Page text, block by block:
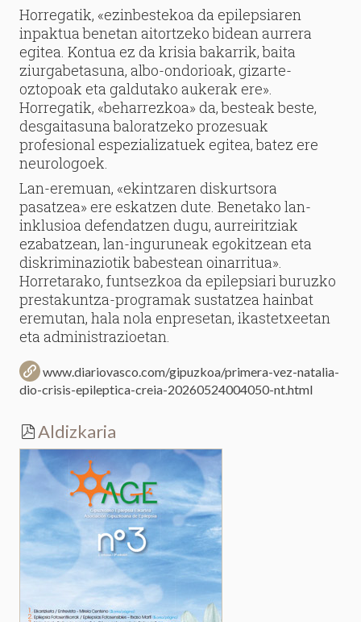
Horregatik, «ezinbestekoa da epilepsiaren
inpaktua benetan aitortzeko bidean aurrera
egitea. Kontua ez da krisia bakarrik, baita
ziurgabetasuna, albo-ondorioak, gizarte-
oztopoak eta galdutako aukerak ere».
Horregatik, «beharrezkoa» da, besteak beste,
desgaitasuna baloratzeko prozesuak
profesional espezializatuek egitea, batez ere
neurologoek.
Lan-eremuan, «ekintzaren diskurtsora
pasatzea» ere eskatzen dute. Benetako lan-
inklusioa defendatzen dugu, aurreiritziak
ezabatzean, lan-inguruneak egokitzean eta
diskriminaziotik babestean oinarritua».
Horretarako, funtsezkoa da epilepsiari buruzko
prestakuntza-programak sustatzea hainbat
eremutan, hala nola enpresetan, ikastetxeetan
eta administrazioetan.
www.diariovasco.com/gipuzkoa/primera-vez-natalia-
dio-crisis-epileptica-creia-20260524004050-nt.html
Aldizkaria